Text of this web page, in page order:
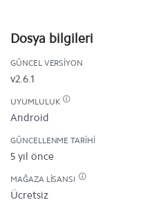
Dosya bilgileri
GÜNCEL VERSIYON
v2.6.1
UYUMLULUK
Android
GÜNCELLENME TARIHI
5 yıl önce
MAĞAZA LISANSI
Ücretsiz